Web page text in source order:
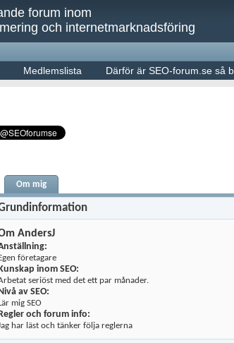
forum inom
och internetmarknadsföring
Medlemslista Därför är SEO-forum.se så
Om mig
AndersJ
företagare
inom SEO:
seriöst med det ett par månader.
av SEO:
mig SEO
och forum info:
har läst och tänker följa reglerna